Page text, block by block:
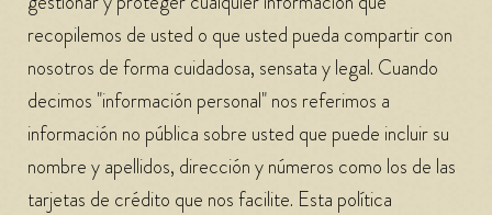
recopilemos de usted o que usted pueda compartir con
nosotros de forma cuidadosa, sensata y legal. Cuando
decimos "información personal" nos referimos a
información no pública sobre usted que puede incluir su
nombre y apellidos, dirección y números como los de las
tarjetas de crédito que nos facilite. Esta política